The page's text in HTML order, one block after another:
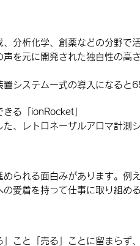
分析化学、創薬などの分野で
を元に開発された独自性の
システム一式の導入になると
る「ionRocket」
た、レトロネーザルアロマ計測
られる面白みがあります。
愛着を持って仕事に取り組め
こと「売る」ことに留まら